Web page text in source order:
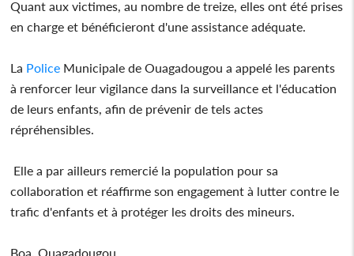
Quant aux victimes, au nombre de treize, elles ont été prises
en charge et bénéficieront d'une assistance adéquate.
La Police Municipale de Ouagadougou a appelé les parents
à renforcer leur vigilance dans la surveillance et l'éducation
de leurs enfants, afin de prévenir de tels actes
répréhensibles.
Elle a par ailleurs remercié la population pour sa
collaboration et réaffirme son engagement à lutter contre le
trafic d'enfants et à protéger les droits des mineurs.
Boa, Ouagadougou